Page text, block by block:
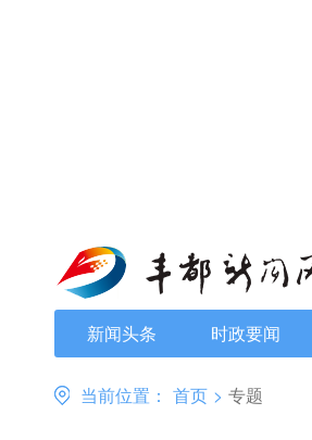
新闻头条 时政要闻
当前位置： 首页 > 专题